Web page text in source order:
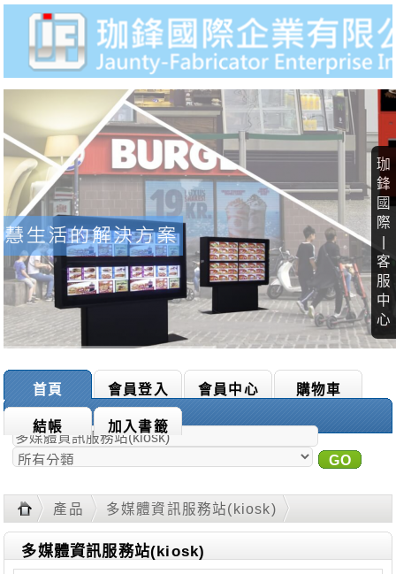
珈
鋒
國
際
客
服
中
心
首頁 會員登入 會員中心 購物車
結帳 加入書籤
商品搜尋：
GO
產品
多媒體資訊服務站(kiosk)
多媒體資訊服務站(kiosk)